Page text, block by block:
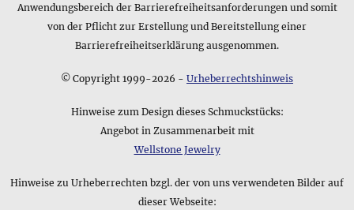
Anwendungsbereich der Barrierefreiheitsanforderungen und somit
von der Pflicht zur Erstellung und Bereitstellung einer
Barrierefreiheitserklärung ausgenommen.
© Copyright 1999-2026 - Urheberrechtshinweis
Hinweise zum Design dieses Schmuckstücks:
Angebot in Zusammenarbeit mit
Wellstone Jewelry
Hinweise zu Urheberrechten bzgl. der von uns verwendeten Bilder auf
dieser Webseite: